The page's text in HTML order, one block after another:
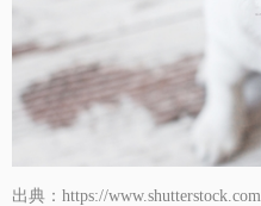
出典：https://www.shutterstock.com